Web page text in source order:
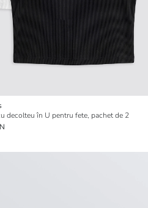
decolteu în U pentru fete, pachet de 2